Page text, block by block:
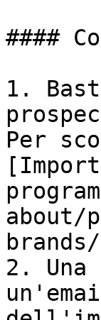
####
1.
Per
about/
2.